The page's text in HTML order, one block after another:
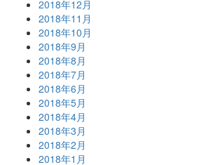
2018年12月
2018年11月
2018年10月
2018年9月
2018年8月
2018年7月
2018年6月
2018年5月
2018年4月
2018年3月
2018年2月
2018年1月